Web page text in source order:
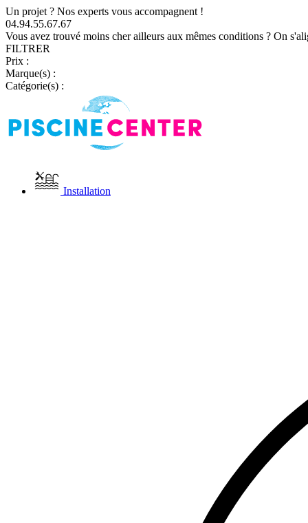
Un projet ? Nos experts vous accompagnent !
04.94.55.67.67
Vous avez trouvé moins cher ailleurs aux mêmes conditions ? On
FILTRER
Prix :
Marque(s) :
Catégorie(s) :
Installation